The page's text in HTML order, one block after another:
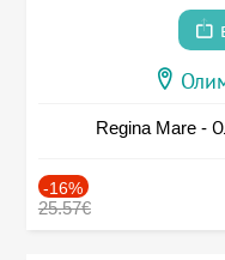
Regina Mare -
-16%
25.57€